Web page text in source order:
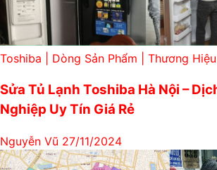
Toshiba | Dòng Sản Phẩm | Thương Hiệu
Sửa Tủ Lạnh Toshiba Hà Nội –
Nghiệp Uy Tín Giá Rẻ
Nguyễn Vũ 27/11/2024